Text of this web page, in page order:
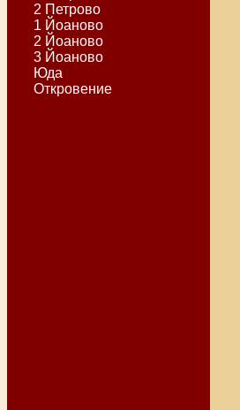
2 Петрово
1 Йоаново
2 Йоаново
3 Йоаново
Юда
Откровение